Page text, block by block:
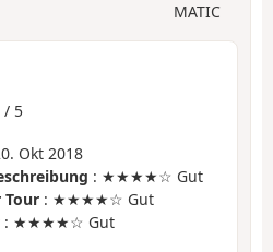
MATIC
/ 5
Okt 2018
: ★★★★☆ Gut
Tour : ★★★★☆ Gut
: ★★★★☆ Gut